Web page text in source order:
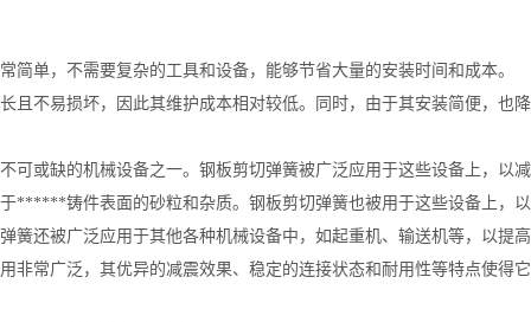
简单，不需要复杂的工具和设备，能够节省大量的安装时间和成本。
且不易损坏，因此其维护成本相对较低。同时，由于其安装简便，也
可或缺的机械设备之一。钢板剪切弹簧被广泛应用于这些设备上，以
******铸件表面的砂粒和杂质。钢板剪切弹簧也被用于这些设备上，
簧还被广泛应用于其他各种机械设备中，如起重机、输送机等，以提
非常广泛，其优异的减震效果、稳定的连接状态和耐用性等特点使得